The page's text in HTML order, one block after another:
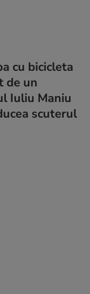
cu bicicleta
de un
Iuliu Maniu
scuterul